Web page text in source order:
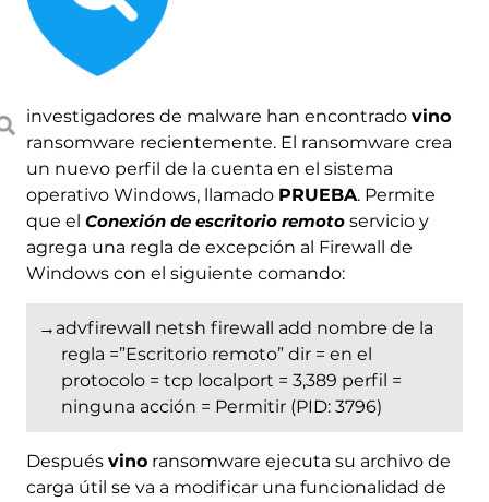
investigadores de malware han encontrado vino
ransomware recientemente. El ransomware crea
un nuevo perfil de la cuenta en el sistema
operativo Windows, llamado PRUEBA. Permite
que el Conexión de escritorio remotoservicio y
agrega una regla de excepción al Firewall de
Windows con el siguiente comando:
→advfirewall netsh firewall add nombre de la
regla =”Escritorio remoto” dir = en el
protocolo = tcp localport = 3,389 perfil =
ninguna acción = Permitir (PID: 3796)
Después vinoransomware ejecuta su archivo de
carga útil se va a modificar una funcionalidad de